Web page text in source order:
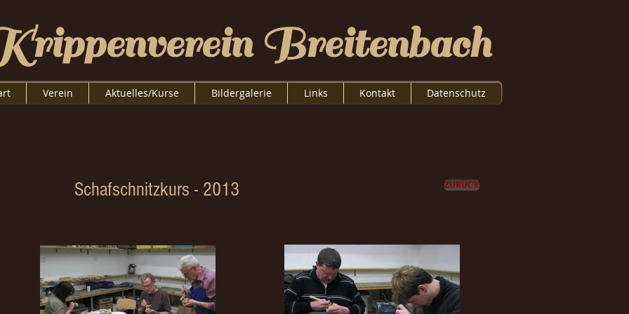
Breitenbach
Verein Aktuelles/Kurse Bildergalerie Links Kontakt Datenschutz
Schafschnitzkurs - 2013 ZURÜCK